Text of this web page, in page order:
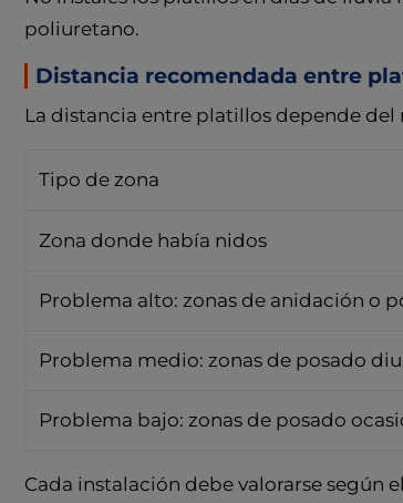
poliuretano.
Distancia recomendada entre
La distancia entre platillos depende del
Tipo de zona
Zona donde había nidos
Problema alto: zonas de anidación o
Problema medio: zonas de posado
Problema bajo: zonas de posado
Cada instalación debe valorarse según